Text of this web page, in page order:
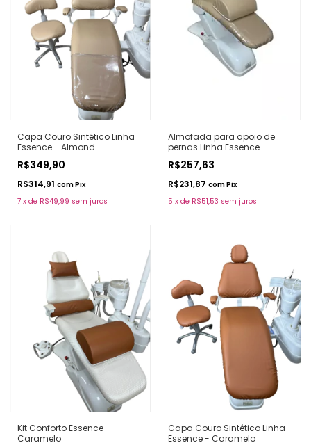
Capa Couro Sintético Linha
Essence - Almond
R$349,90
R$314,91 comPix
7 x de R$49,99 sem juros
Almofada para apoio de
pernas Linha Essence -
Almond
R$257,63
R$231,87 comPix
5 x de R$51,53 sem juros
Kit Conforto Essence -
Caramelo
Capa Couro Sintético Linha
Essence - Caramelo